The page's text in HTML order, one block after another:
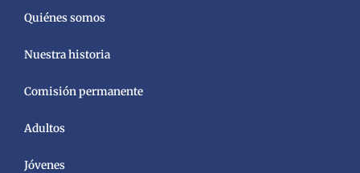
Quiénes somos
Nuestra historia
Comisión permanente
Adultos
Jóvenes